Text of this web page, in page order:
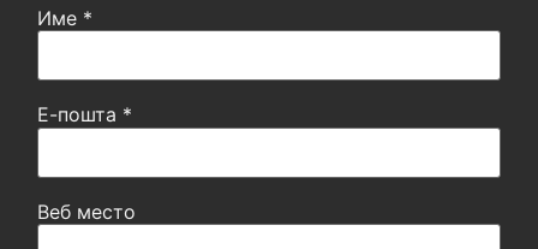
Име *
Е-пошта *
Веб место